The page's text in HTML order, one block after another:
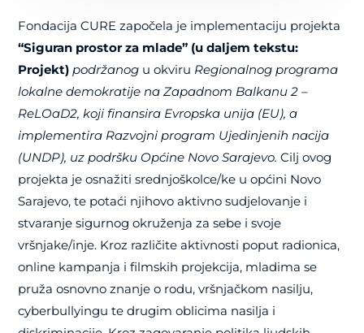
Fondacija CURE započela je implementaciju projekta
“Siguran prostor za mlade” (u daljem tekstu:
Projekt) podržanog u okviru Regionalnog programa
lokalne demokratije na Zapadnom Balkanu 2 –
ReLOaD2, koji finansira Evropska unija (EU), a
implementira Razvojni program Ujedinjenih nacija
(UNDP), uz podršku Općine Novo Sarajevo.Cilj ovog
projekta je osnažiti srednjoškolce/ke u općini Novo
Sarajevo, te potaći njihovo aktivno sudjelovanje i
stvaranje sigurnog okruženja za sebe i svoje
vršnjake/inje. Kroz različite aktivnosti poput radionica,
online kampanja i filmskih projekcija, mladima se
pruža osnovno znanje o rodu, vršnjačkom nasilju,
cyberbullyingu te drugim oblicima nasilja i